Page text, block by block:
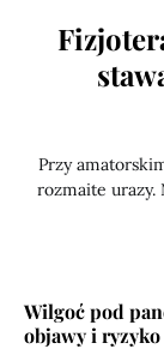
Przy
rozmaite urazy.
Wilgoć pod
objawy i ryzyko